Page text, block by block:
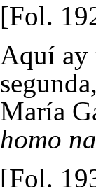
[Fol.
Aquí ay
María
homo
[Fol.